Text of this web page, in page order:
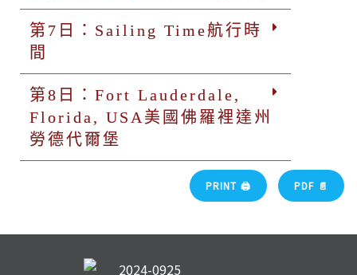
第7日：Sailing Time航行時
間
第8日：Fort Lauderdale,
Florida, USA美國佛羅裡達州
勞德代爾堡
PRINT 🖨 PDF 📄